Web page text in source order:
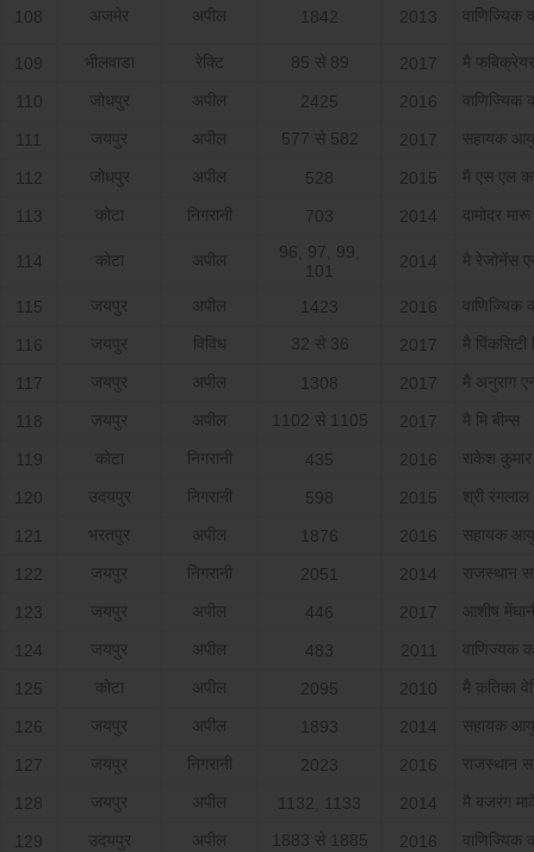
108 अजमेर अपील 1842 2013 वाणिज्यिक
109 भीलवाडा रेक्टि 85 से 89 2017 मै
110 जोधपुर अपील 2425 2016 वाणिज्यिक
जयपुर अपील 577 से 582 2017 सहायक
112 जोधपुर अपील 528 2015 मै एस एल
113 कोटा निगरानी 703 2014 दामोदर मारू
114 कोटा अपील
96, 97, 99,
101
2014 मै रेजोनेंस
115 जयपुर अपील 1423 2016 वाणिज्यिक
116 जयपुर विविध 32 से 36 2017 मै पिंकसिटी
117 जयपुर अपील 1308 2017 मै अनुराग
118 जयपुर अपील 1102 से 1105 2017 मै मि बीन्‍स
119 कोटा निगरानी 435 2016 राकेश कुमार
120 उदयपुर निगरानी 598 2015 श्री रंगलाल
121 भरतपुर अपील 1876 2016 सहायक
122 जयपुर निगरानी 2051 2014 राजस्‍थान
123 जयपुर अपील 446 2017 आशीष
124 जयपुर अपील 483 2011 वाणिज्यक
125 कोटा अपील 2095 2010 मै क़तिका
126 जयपुर अपील 1893 2014 सहायक
127 जयपुर निगरानी 2023 2016 राजस्‍थान
128 जयपुर अपील 1132, 1133 2014 मै बजरंग
129 उदयपुर अपील 1883 से 1885 2016 वाणिज्यिक